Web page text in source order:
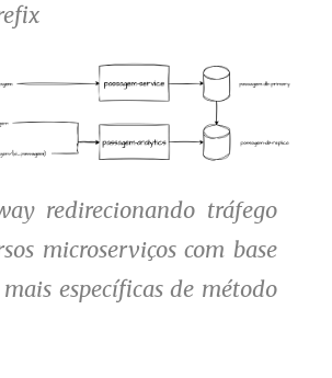
redirecionando tráfego
microserviços com base
específicas de método